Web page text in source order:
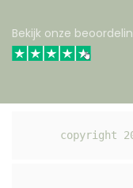
Bekijk onze
copyright